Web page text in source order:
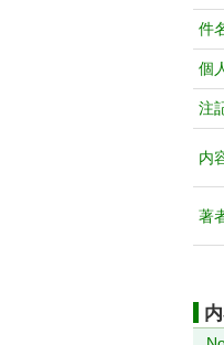
件
個
注
内
著